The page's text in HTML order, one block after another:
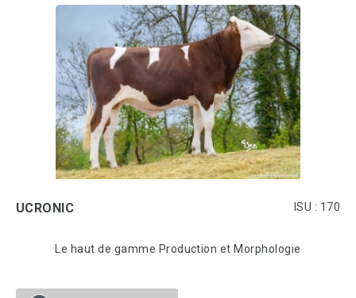
UCRONIC ISU : 170
Le haut de gamme Production et Morphologie